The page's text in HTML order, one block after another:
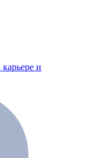
и